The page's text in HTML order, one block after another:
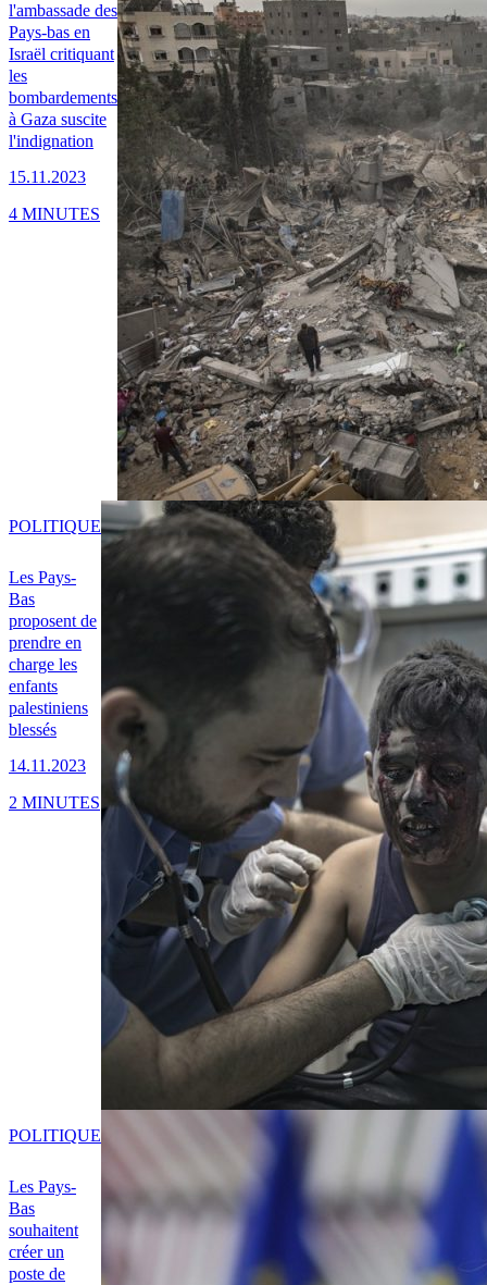
l'ambassade des
Pays-bas en
Israël critiquant
les
bombardements
à Gaza suscite
l'indignation
15.11.2023
4 MINUTES
Les Pays-
Bas
proposent de
prendre en
charge les
enfants
palestiniens
blessés
14.11.2023
POLITIQUE
2 MINUTES
Les Pays-
Bas
souhaitent
créer un
poste de
POLITIQUE